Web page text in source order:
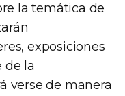
la temática de
exposiciones
de la
verse de manera